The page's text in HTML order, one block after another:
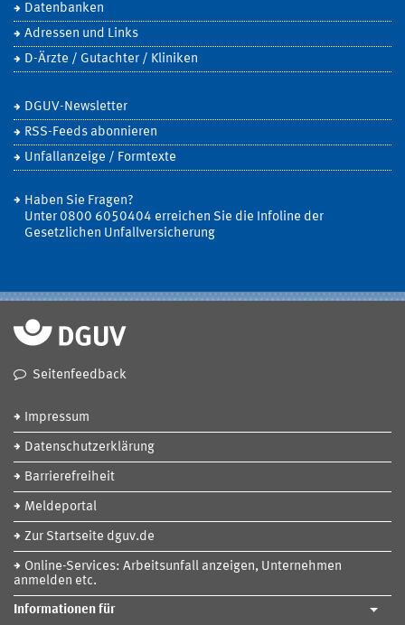
Datenbanken
Adressen und Links
D-Ärzte / Gutachter / Kliniken
DGUV-Newsletter
RSS-Feeds abonnieren
Unfallanzeige / Formtexte
Haben Sie Fragen?
Unter 0800 6050404 erreichen Sie die Infoline der
Gesetzlichen Unfallversicherung
Seitenfeedback
Impressum
Datenschutzerklärung
Barrierefreiheit
Meldeportal
Zur Startseite dguv.de
Online-Services: Arbeitsunfall anzeigen, Unternehmen
anmelden etc.
Informationen für